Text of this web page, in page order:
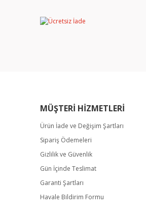
Yorum Yaz
Gönder
MÜŞTERİ HİZMETLERİ
Ürün İade ve Değişim Şartları
Sipariş Ödemeleri
Gizlilik ve Güvenlik
Gün İçinde Teslimat
Garanti Şartları
Havale Bildirim Formu